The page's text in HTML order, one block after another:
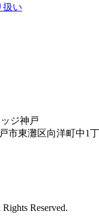
扱い
ジ神戸
市東灘区向洋町中1
Reserved.